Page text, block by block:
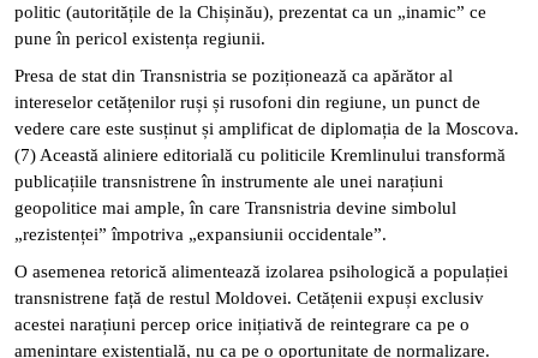
politic (autoritățile de la Chișinău), prezentat ca un „inamic” ce
pune în pericol existența regiunii.
Presa de stat din Transnistria se poziționează ca apărător al
intereselor cetățenilor ruși și rusofoni din regiune, un punct de
vedere care este susținut și amplificat de diplomația de la Moscova.
(7) Această aliniere editorială cu politicile Kremlinului transformă
publicațiile transnistrene în instrumente ale unei narațiuni
geopolitice mai ample, în care Transnistria devine simbolul
„rezistenței” împotriva „expansiunii occidentale”.
O asemenea retorică alimentează izolarea psihologică a populației
transnistrene față de restul Moldovei. Cetățenii expuși exclusiv
acestei narațiuni percep orice inițiativă de reintegrare ca pe o
amenințare existențială, nu ca pe o oportunitate de normalizare.